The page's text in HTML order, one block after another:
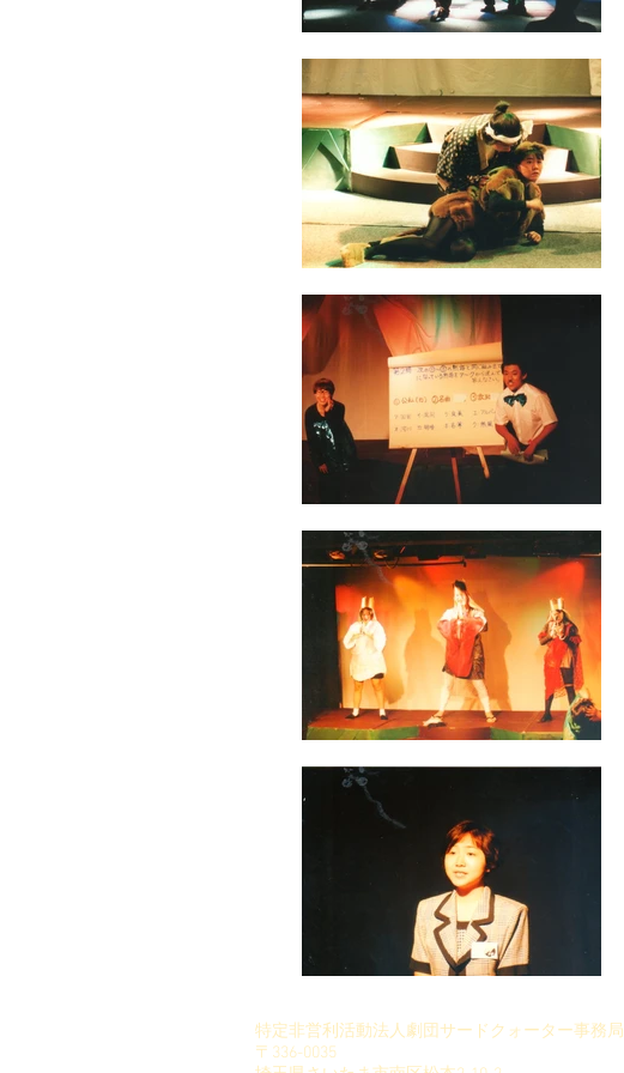
特定非営利活動法人劇団サードクォーター事務局
〒336-0035